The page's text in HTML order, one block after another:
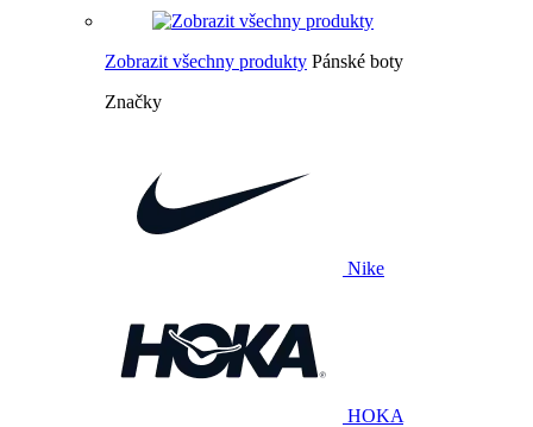
Zobrazit všechny produkty Pánské boty
Značky
Nike
HOKA